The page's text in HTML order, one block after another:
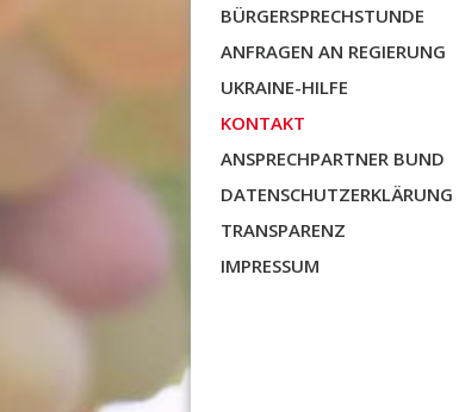
BÜRGERSPRECHSTUNDE
ANFRAGEN AN REGIERUNG
UKRAINE-HILFE
KONTAKT
ANSPRECHPARTNER BUND
DATENSCHUTZERKLÄRUNG
TRANSPARENZ
IMPRESSUM